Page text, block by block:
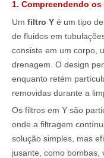
1. Compreendendo
Um filtro Y é um tipo
de fluidos em
consiste em um corpo,
drenagem. O design
enquanto retém
removidas durante a
Os filtros em Y são
onde a filtragem
solução simples, mas
jusante, como bombas,